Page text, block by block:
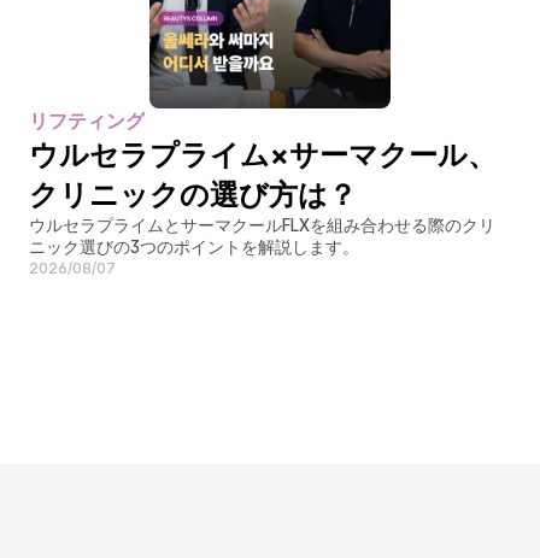
リフティング
ウルセラプライム×サーマクール、
クリニックの選び方は？
ウルセラプライムとサーマクールFLXを組み合わせる際のクリ
ニック選びの3つのポイントを解説します。
2026/08/07